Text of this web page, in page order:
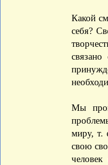
Какой
себя?
Мы
миру, т.
свою